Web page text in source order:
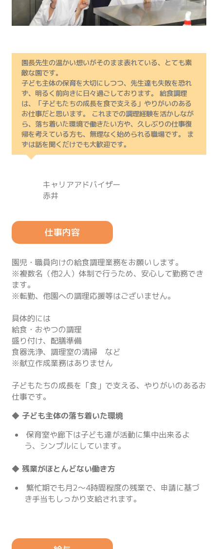
仕事内容
園児・職員向けの給食調理業務をお願いします。
※複数名（他2人）体制で行うため、安心して勤務でき
ます。
※転勤、他園への調理応援等はございません。
具体的には
給食・おやつの調理
盛り付け、配膳準備
食器洗浄、調理室の清掃 など
※献立作成業務はありません
子どもたちの成長を「食」で支える、やりがいのあるお
仕事です。
◆ 子ども主体の落ち着いた環境
保育室や廊下は子ども達が活動に集中出来るよ
う、シンプルにしています。
◆ 残業がほとんどない働き方
繁忙期でも月2〜4時間程度の残業で、申請に基づ
き手当もしっかり支給されます。
園長先生の温かい想いがそのまま表れている、とても素
敵な園です。
子ども主体の保育を大切にしつつ、先生達も失敗を恐れ
ず、明るく前向きに日々過ごしております。 給食調理
は、「子どもたちの成長を食で支える」やりがいのある
お仕事だと思います。 これまでの調理経験を活かしなが
ら、落ち着いた環境で働きたい方や、久しぶりの仕事復
帰を考えている方も、無理なく始められる職場です。 ま
ずは話を聞くだけでも大歓迎です。
キャリアアドバイザー
赤井